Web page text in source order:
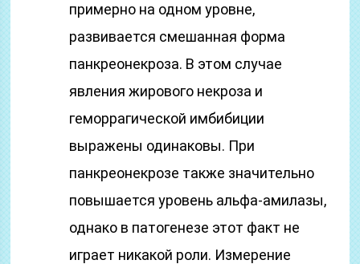
примерно на одном уровне,
развивается смешанная форма
панкреонекроза. В этом случае
явления жирового некроза и
геморрагической имбибиции
выражены одинаковы. При
панкреонекрозе также значительно
повышается уровень альфа-амилазы,
однако в патогенезе этот факт не
играет никакой роли. Измерение